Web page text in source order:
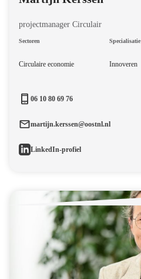
projectmanager Circulair
Sectoren
Circulaire economie
Specialisatie
Innoveren
06 10 80 69 76
martijn.kerssen@oostnl.nl
LinkedIn-profiel